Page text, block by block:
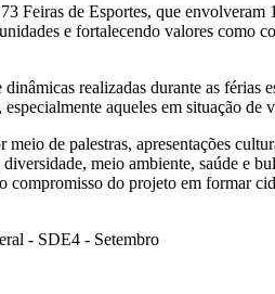
de Esportes, que envolveram
e fortalecendo valores como
realizadas durante as
aqueles em situação de
de palestras, apresentações
meio ambiente, saúde e
do projeto em formar